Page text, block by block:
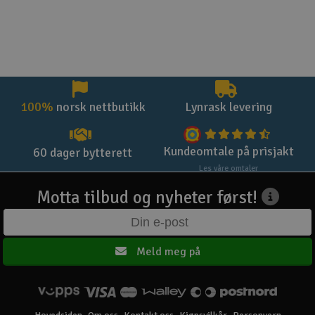
100% norsk nettbutikk Lynrask levering
60 dager bytterett Kundeomtale på prisjakt
Les våre omtaler
Motta tilbud og nyheter først!
Meld meg på